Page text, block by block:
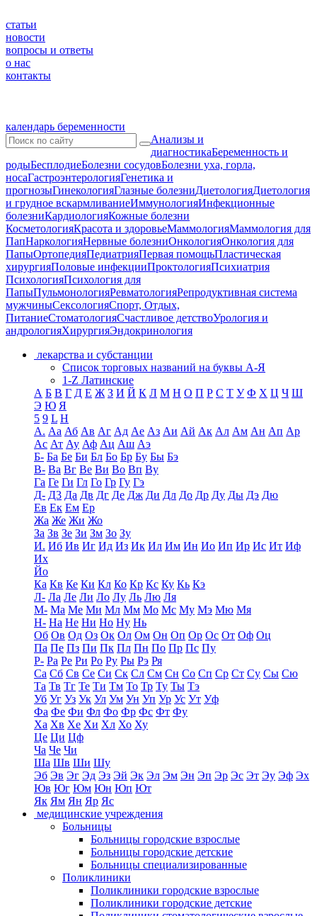
статьи
новости
вопросы и ответы
о нас
контакты
календарь беременности
Анализы и
диагностикаБеременность и
родыБесплодиеБолезни сосудовБолезни уха, горла,
носаГастроэнтерологияГенетика и
прогнозыГинекологияГлазные болезниДиетологияДиетология
и грудное вскармливаниеИммунологияИнфекционные
болезниКардиологияКожные болезни
КосметологияКрасота и здоровьеМаммологияМаммология для
ПапНаркологияНервные болезниОнкологияОнкология для
ПапыОртопедияПедиатрияПервая помощьПластическая
хирургияПоловые инфекцииПроктологияПсихиатрия
ПсихологияПсихология для
ПапыПульмонологияРевматологияРепродуктивная система
мужчиныСексологияСпорт, Отдых,
ПитаниеСтоматологияСчастливое детствоУрология и
андрологияХирургияЭндокринология
лекарства и субстанции
Список торговых названий на буквы А-Я
1-Z Латинские
А Б В Г Д Е Ж З И Й К Л М Н О П Р С Т У Ф Х Ц Ч Ш
Э Ю Я
5 9 L H
А. Аа Аб Ав Аг Ад Ае Аз Аи Ай Ак Ал Ам Ан Ап Ар
Ас Ат Ау Аф Ац Аш Аэ
Б- Ба Бе Би Бл Бо Бр Бу Бы Бэ
В- Ва Вг Ве Ви Во Вп Ву
Га Ге Ги Гл Го Гр Гу Гэ
Д- Д3 Да Дв Дг Де Дж Ди Дл До Др Ду Ды Дэ Дю
Ев Ек Ем Ер
Жа Же Жи Жо
За Зв Зе Зи Зм Зо Зу
И. Иб Ив Иг Ид Из Ик Ил Им Ин Ио Ип Ир Ис Ит Иф
Их
Йо
Ка Кв Ке Ки Кл Ко Кр Кс Ку Кь Кэ
Л- Ла Ле Ли Ло Лу Ль Лю Ля
М- Ма Ме Ми Мл Мм Мо Мс Му Мэ Мю Мя
Н- На Не Ни Но Ну Нь
Об Ов Од Оз Ок Ол Ом Он Оп Ор Ос От Оф Оц
Па Пе Пз Пи Пк Пл Пн По Пр Пс Пу
Р- Ра Ре Ри Ро Ру Ры Рэ Ря
Са Сб Св Се Си Ск Сл См Сн Со Сп Ср Ст Су Сы Сю
Та Тв Тг Те Ти Тм То Тр Ту Ты Тэ
Уб Уг Уз Ук Ул Ум Ун Уп Ур Ус Ут Уф
Фа Фе Фи Фл Фо Фр Фс Фт Фу
Ха Хв Хе Хи Хл Хо Ху
Це Ци Цф
Ча Че Чи
Ша Шв Ши Шу
Эб Эв Эг Эд Эз Эй Эк Эл Эм Эн Эп Эр Эс Эт Эу Эф Эх
Юв Юг Юм Юн Юп Ют
Як Ям Ян Яр Яс
медицинские учреждения
Больницы
Больницы городские взрослые
Больницы городские детские
Больницы специализированные
Поликлиники
Поликлиники городские взрослые
Поликлиники городские детские